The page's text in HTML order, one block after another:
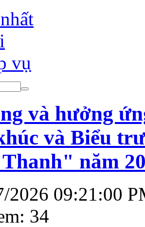
vụ
và hưởng
và Biểu
năm
2026 09:21:00
34